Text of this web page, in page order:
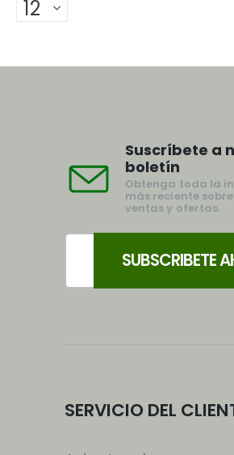
Suscríbete a
boletín
Obtenga toda la
más reciente
ventas y ofertas.
SERVICIO DEL